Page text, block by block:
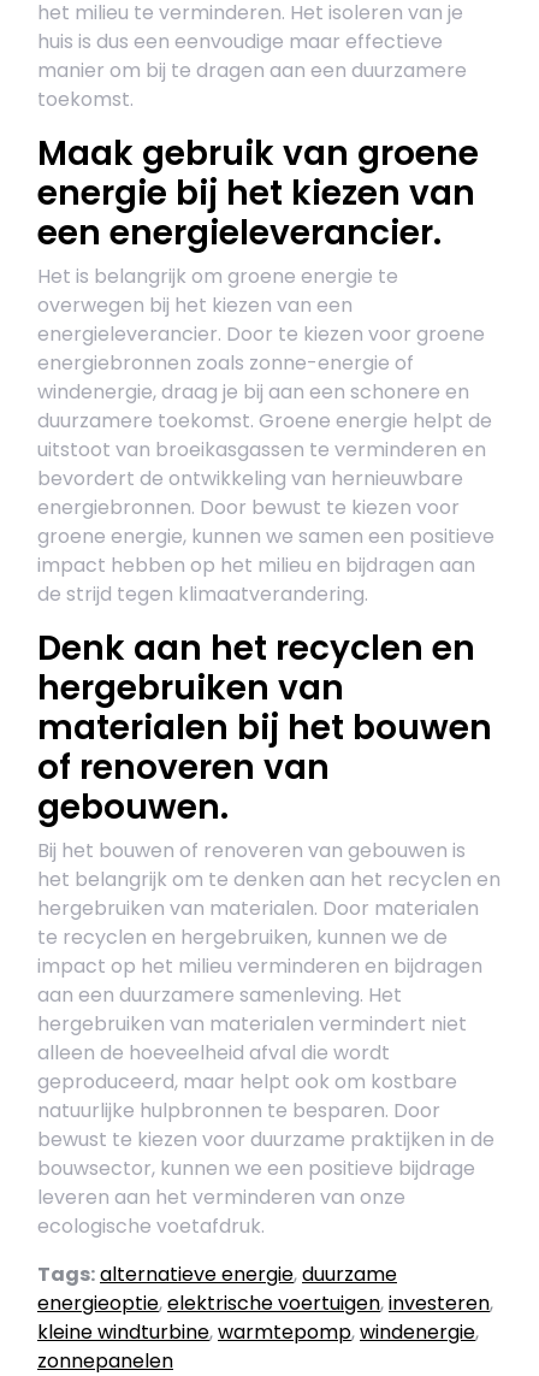
het milieu te verminderen. Het isoleren van je
huis is dus een eenvoudige maar effectieve
manier om bij te dragen aan een duurzamere
toekomst.
Maak gebruik van groene
energie bij het kiezen van
een energieleverancier.
Het is belangrijk om groene energie te
overwegen bij het kiezen van een
energieleverancier. Door te kiezen voor groene
energiebronnen zoals zonne-energie of
windenergie, draag je bij aan een schonere en
duurzamere toekomst. Groene energie helpt de
uitstoot van broeikasgassen te verminderen en
bevordert de ontwikkeling van hernieuwbare
energiebronnen. Door bewust te kiezen voor
groene energie, kunnen we samen een positieve
impact hebben op het milieu en bijdragen aan
de strijd tegen klimaatverandering.
Denk aan het recyclen en
hergebruiken van
materialen bij het bouwen
of renoveren van
gebouwen.
Bij het bouwen of renoveren van gebouwen is
het belangrijk om te denken aan het recyclen en
hergebruiken van materialen. Door materialen
te recyclen en hergebruiken, kunnen we de
impact op het milieu verminderen en bijdragen
aan een duurzamere samenleving. Het
hergebruiken van materialen vermindert niet
alleen de hoeveelheid afval die wordt
geproduceerd, maar helpt ook om kostbare
natuurlijke hulpbronnen te besparen. Door
bewust te kiezen voor duurzame praktijken in de
bouwsector, kunnen we een positieve bijdrage
leveren aan het verminderen van onze
ecologische voetafdruk.
Tags:alternatieve energie,duurzame
energieoptie,elektrische voertuigen,investeren,
kleine windturbine,warmtepomp,windenergie,
zonnepanelen